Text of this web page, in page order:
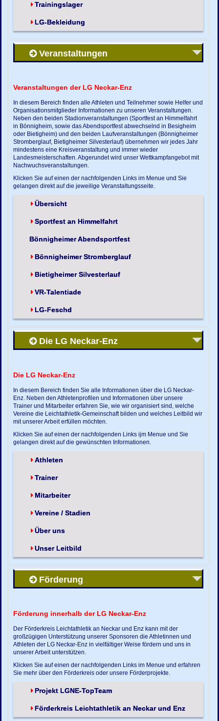
Trainingslager
LG-Bekleidung
Veranstaltungen
Veranstaltungen der LG Neckar-Enz
In diesem Bereich finden alle Athleten und Teilnehmer sowie Helfer und
Organisationsmitglieder Informationen zu unseren Veranstaltungen.
Neben den beiden Stadionveranstaltungen (Sportfest an Himmelfahrt
in Bönnigheim, sowie das Abendsportfest abwechselnd in Besigheim
oder Bietigheim) und den beiden Laufveranstaltungen (Bönnigheimer
Stromberglauf, Bietigheimer Silvesterlauf) übernehmen wir jedes Jahr
mindestens eine Kreisveranstaltung und immer wieder
Landesmeisterschaften. Abgerundet wird unser Wettkampfangebot mit
Nachwuchsveranstaltungen.
Klicken Sie auf einen der nachfolgenden Links im Menue und Sie
gelangen direkt auf die jeweilige Veranstaltungsseite.
Übersicht
Sportfest an Himmelfahrt
Bönnigheimer Abendsportfest
Bönnigheimer Stromberglauf
Bietigheimer Silvesterlauf
VR-Talentiade
LG-Feschd
Die LG Neckar-Enz
Die LG Neckar-Enz
In diesem Bereich finden Sie alle Informationen über die LG Neckar-
Enz. Neben den Athletenprofilen und Informationen über unsere
Trainer und Mitarbeiter erfahren Sie, wie wir organisiert sind, welche
Vereine die Leichtathletik-Gemeinschaft bilden und welches Leitbild wir
mit unserer Arbeit erfüllen möchten.
Klicken Sie auf einen der nachfolgenden Links ijm Menue und Sie
gelangen direkt auf die gewünschten Informationen.
Athleten
Trainer
Mitarbeiter
Vereine / Stadien
Über uns
Unser Leitbild
Förderung
Förderung innerhalb der LG Neckar-Enz
Der Förderkreis Leichtathletik an Neckar und Enz kann mit der
großzügigen Unterstützung unserer Sponsoren die Athletinnen und
Athleten der LG Neckar-Enz in vielfältiger Weise fördern und uns in
unserer Arbeit unterstützen.
Klicken Sie auf einen der nachfolgenden Links im Menue und erfahren
Sie mehr über den Förderkreis oder unsere Förderprojekte.
Projekt LGNE-TopTeam
Förderkreis Leichtathletik an Neckar und Enz